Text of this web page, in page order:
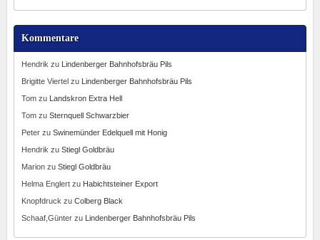
Kommentare
Hendrik zu
Lindenberger Bahnhofsbräu Pils
Brigitte Viertel zu
Lindenberger Bahnhofsbräu Pils
Tomzu
Landskron Extra Hell
Tomzu Sternquell Schwarzbier
Peterzu Swinemünder Edelquell mit Honig
Hendrik zu Stiegl Goldbräu
Marionzu Stiegl Goldbräu
Helma Englertzu Habichtsteiner Export
Knopfdruck zu Colberg Black
Schaaf,Günterzu Lindenberger Bahnhofsbräu Pils